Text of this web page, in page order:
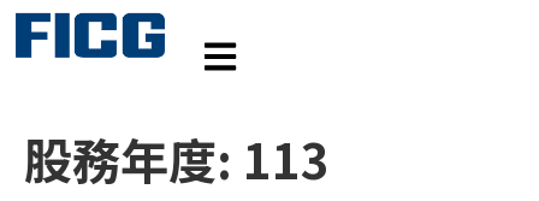
股務年度: 113